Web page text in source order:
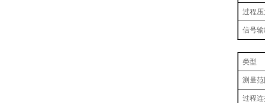
过程
信号
类型
测量
过程